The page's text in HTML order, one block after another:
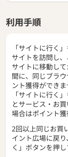
利用手順
「サイトに行く
サイトを訪問し、
サイトに移動し
間に、同じブラ
ント獲得ができま
「サイトに行く
とサービス・お
場合はポイント獲
2回以上同じお買
イント広場に戻
く」ボタンを押